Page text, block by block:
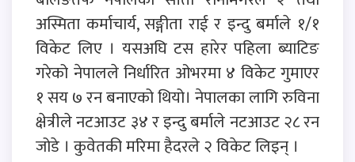
अस्मिता कर्माचार्य, सङ्गीता राई र इन्दु बर्माले १/१
विकेट लिए । यसअघि टस हारेर पहिला ब्याटिङ
गरेको नेपालले निर्धारित ओभरमा ४ विकेट गुमाएर
१ सय ७ रन बनाएको थियो। नेपालका लागि रुविना
क्षेत्रीले नटआउट ३४ र इन्दु बर्माले नटआउट २८ रन
जोडे । कुवेतकी मरिमा हैदरले २ विकेट लिइन् ।